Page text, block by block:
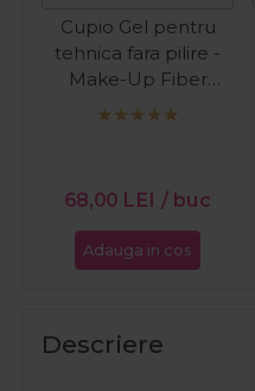
Cupio Gel pentru
tehnica fara pilire -
Make-Up Fiber
Natural 15ml
68,00 LEI / buc
Adauga in cos
Descriere